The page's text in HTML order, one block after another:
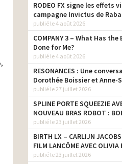
RODEO FX signe les effets
campagne Invictus de
publié le 4 août 2026
COMPANY 3 – What Has the
Done for Me?
publié le 4 août 2026
RESONANCES : Une
Dorothée Boissier et Anne-
publié le 27 juillet 2026
SPLINE PORTE SQUEEZIE
NOUVEAU BRAS ROBOT :
publié le 23 juillet 2026
BIRTH LX – CARLIJN JACOBS
FILM LANCÔME AVEC OLIVIA
publié le 23 juillet 2026